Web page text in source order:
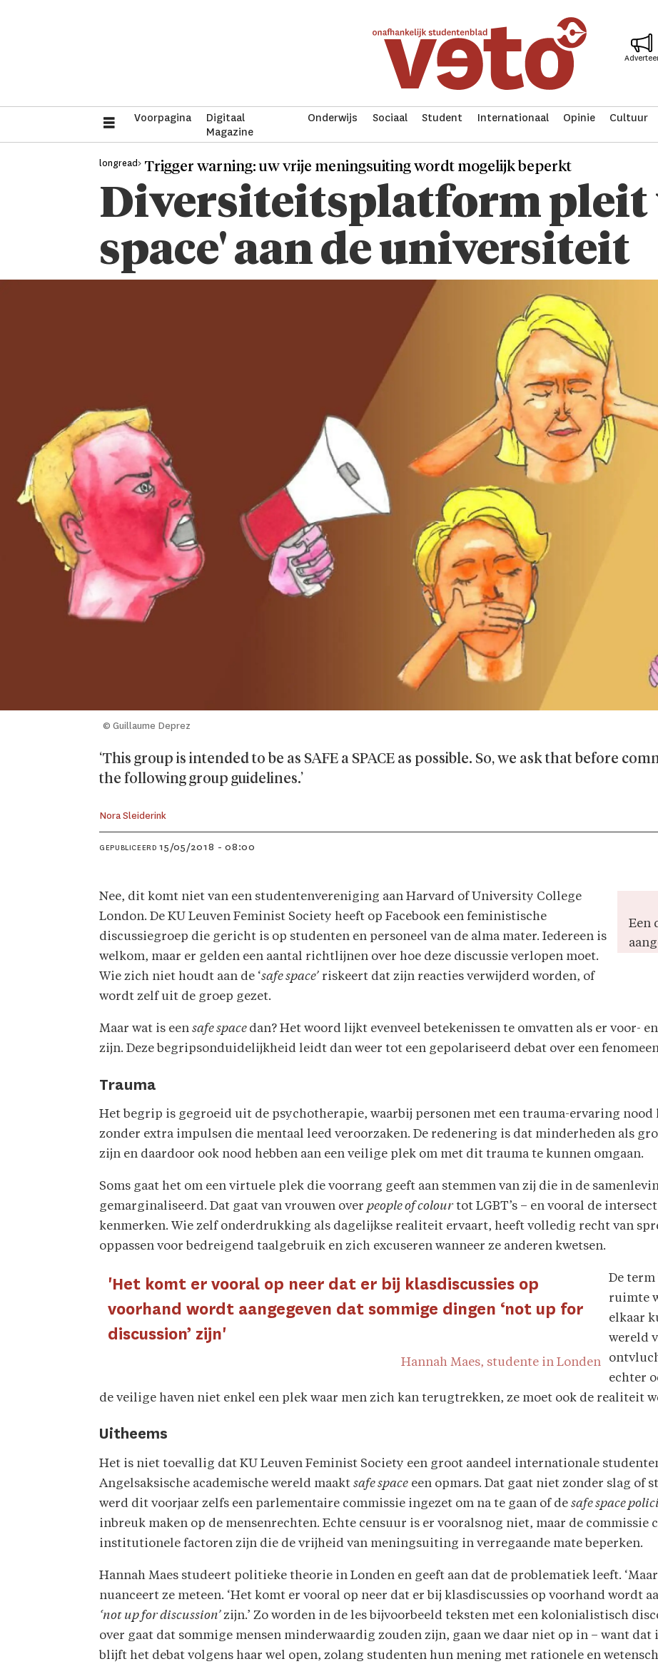
Voorpagina
Digitaal
Magazine
Onderwijs Sociaal Student Internationaal Opinie Cultuur
longread> Trigger warning: uw vrije meningsuiting wordt mogelijk beperkt
Diversiteitsplatform pleit
space' aan de universiteit
© Guillaume Deprez
‘This group is intended to be as SAFE a SPACE as possible. So, we ask that before
the following group guidelines.’
Nora Sleiderink
GEPUBLICEERD 15/05/2018 - 08:00
Een
Nee, dit komt niet van een studentenvereniging aan Harvard of University College
London. De KU Leuven Feminist Society heeft op Facebook een feministische
discussiegroep die gericht is op studenten en personeel van de alma mater. Iedereen is
welkom, maar er gelden een aantal richtlijnen over hoe deze discussie verlopen moet.
Wie zich niet houdt aan de ‘safe space’ riskeert dat zijn reacties verwijderd worden, of
wordt zelf uit de groep gezet.
Maar wat is eensafe space dan? Het woord lijkt evenveel betekenissen te omvatten als er voor-
zijn. Deze begripsonduidelijkheid leidt dan weer tot een gepolariseerd debat over een
Trauma
Het begrip is gegroeid uit de psychotherapie, waarbij personen met een trauma-ervaring nood
zonder extra impulsen die mentaal leed veroorzaken. De redenering is dat minderheden als
zijn en daardoor ook nood hebben aan een veilige plek om met dit trauma te kunnen omgaan.
Soms gaat het om een virtuele plek die voorrang geeft aan stemmen van zij die in de
gemarginaliseerd. Dat gaat van vrouwen over people of colourtot LGBT’s – en vooral de
kenmerken. Wie zelf onderdrukking als dagelijkse realiteit ervaart, heeft volledig recht van
oppassen voor bedreigend taalgebruik en zich excuseren wanneer ze anderen kwetsen.
'Het komt er vooral op neer dat er bij klasdiscussies op
voorhand wordt aangegeven dat sommige dingen ‘not up for
discussion’ zijn'
Hannah Maes, studente in Londen
De
ruimte
elkaar
wereld
echter
de veilige haven niet enkel een plek waar men zich kan terugtrekken, ze moet ook de realiteit
Uitheems
Het is niet toevallig dat KU Leuven Feminist Society een groot aandeel internationale
Angelsaksische academische wereld maaktsafe space een opmars. Dat gaat niet zonder slag of
werd dit voorjaar zelfs een parlementaire commissie ingezet om na te gaan of desafe space
inbreuk maken op de mensenrechten. Echte censuur is er vooralsnog niet, maar de commissie
institutionele factoren zijn die de vrijheid van meningsuiting in verregaande mate beperken.
Hannah Maes studeert politieke theorie in Londen en geeft aan dat de problematiek leeft.
nuanceert ze meteen. ‘Het komt er vooral op neer dat er bij klasdiscussies op voorhand wordt
‘not up for discussion’zijn.’ Zo worden in de les bijvoorbeeld teksten met een kolonialistisch
over gaat dat sommige mensen minderwaardig zouden zijn, gaan we daar niet op in – want dat
blijft het debat volgens haar wel open, zolang studenten hun mening met rationele en